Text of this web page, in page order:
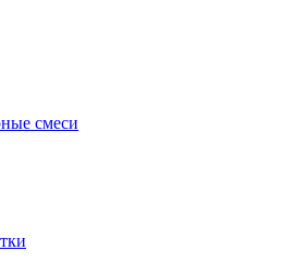
смеси